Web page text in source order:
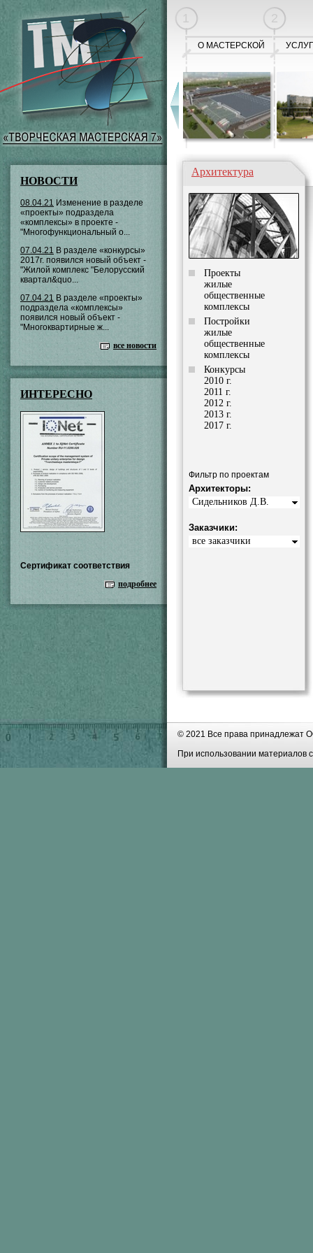
НОВОСТИ
08.04.21 Изменение в разделе
«проекты» подраздела
«комплексы» в проекте -
"Многофункциональный о...
07.04.21 В разделе «конкурсы»
2017г. появился новый объект -
"Жилой комплекс "Белорусский
квартал&quo...
07.04.21 В разделе «проекты»
подраздела «комплексы»
появился новый объект -
"Многоквартирные ж...
все новости
ИНТЕРЕСНО
Сертификат соответствия
подробнее
2
1
О МАСТЕРСКОЙ
Архитектура
Проекты
жилые
общественные
комплексы
Постройки
жилые
общественные
комплексы
Конкурсы
2010 г.
2011 г.
2012 г.
2013 г.
2017 г.
Фильтр по проектам
Архитекторы:
Сидельников Д.В.
Заказчики:
все заказчики
© 2021 Все права принадлежат
При использовании материалов